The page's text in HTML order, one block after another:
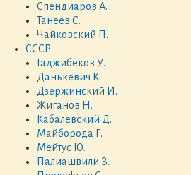
Спендиаров А.
Танеев С.
Чайковский П.
СССР
Гаджибеков У.
Данькевич К.
Дзержинский И.
Жиганов Н.
Кабалевский Д.
Майборода Г.
Мейтус Ю.
Палиашвили З.